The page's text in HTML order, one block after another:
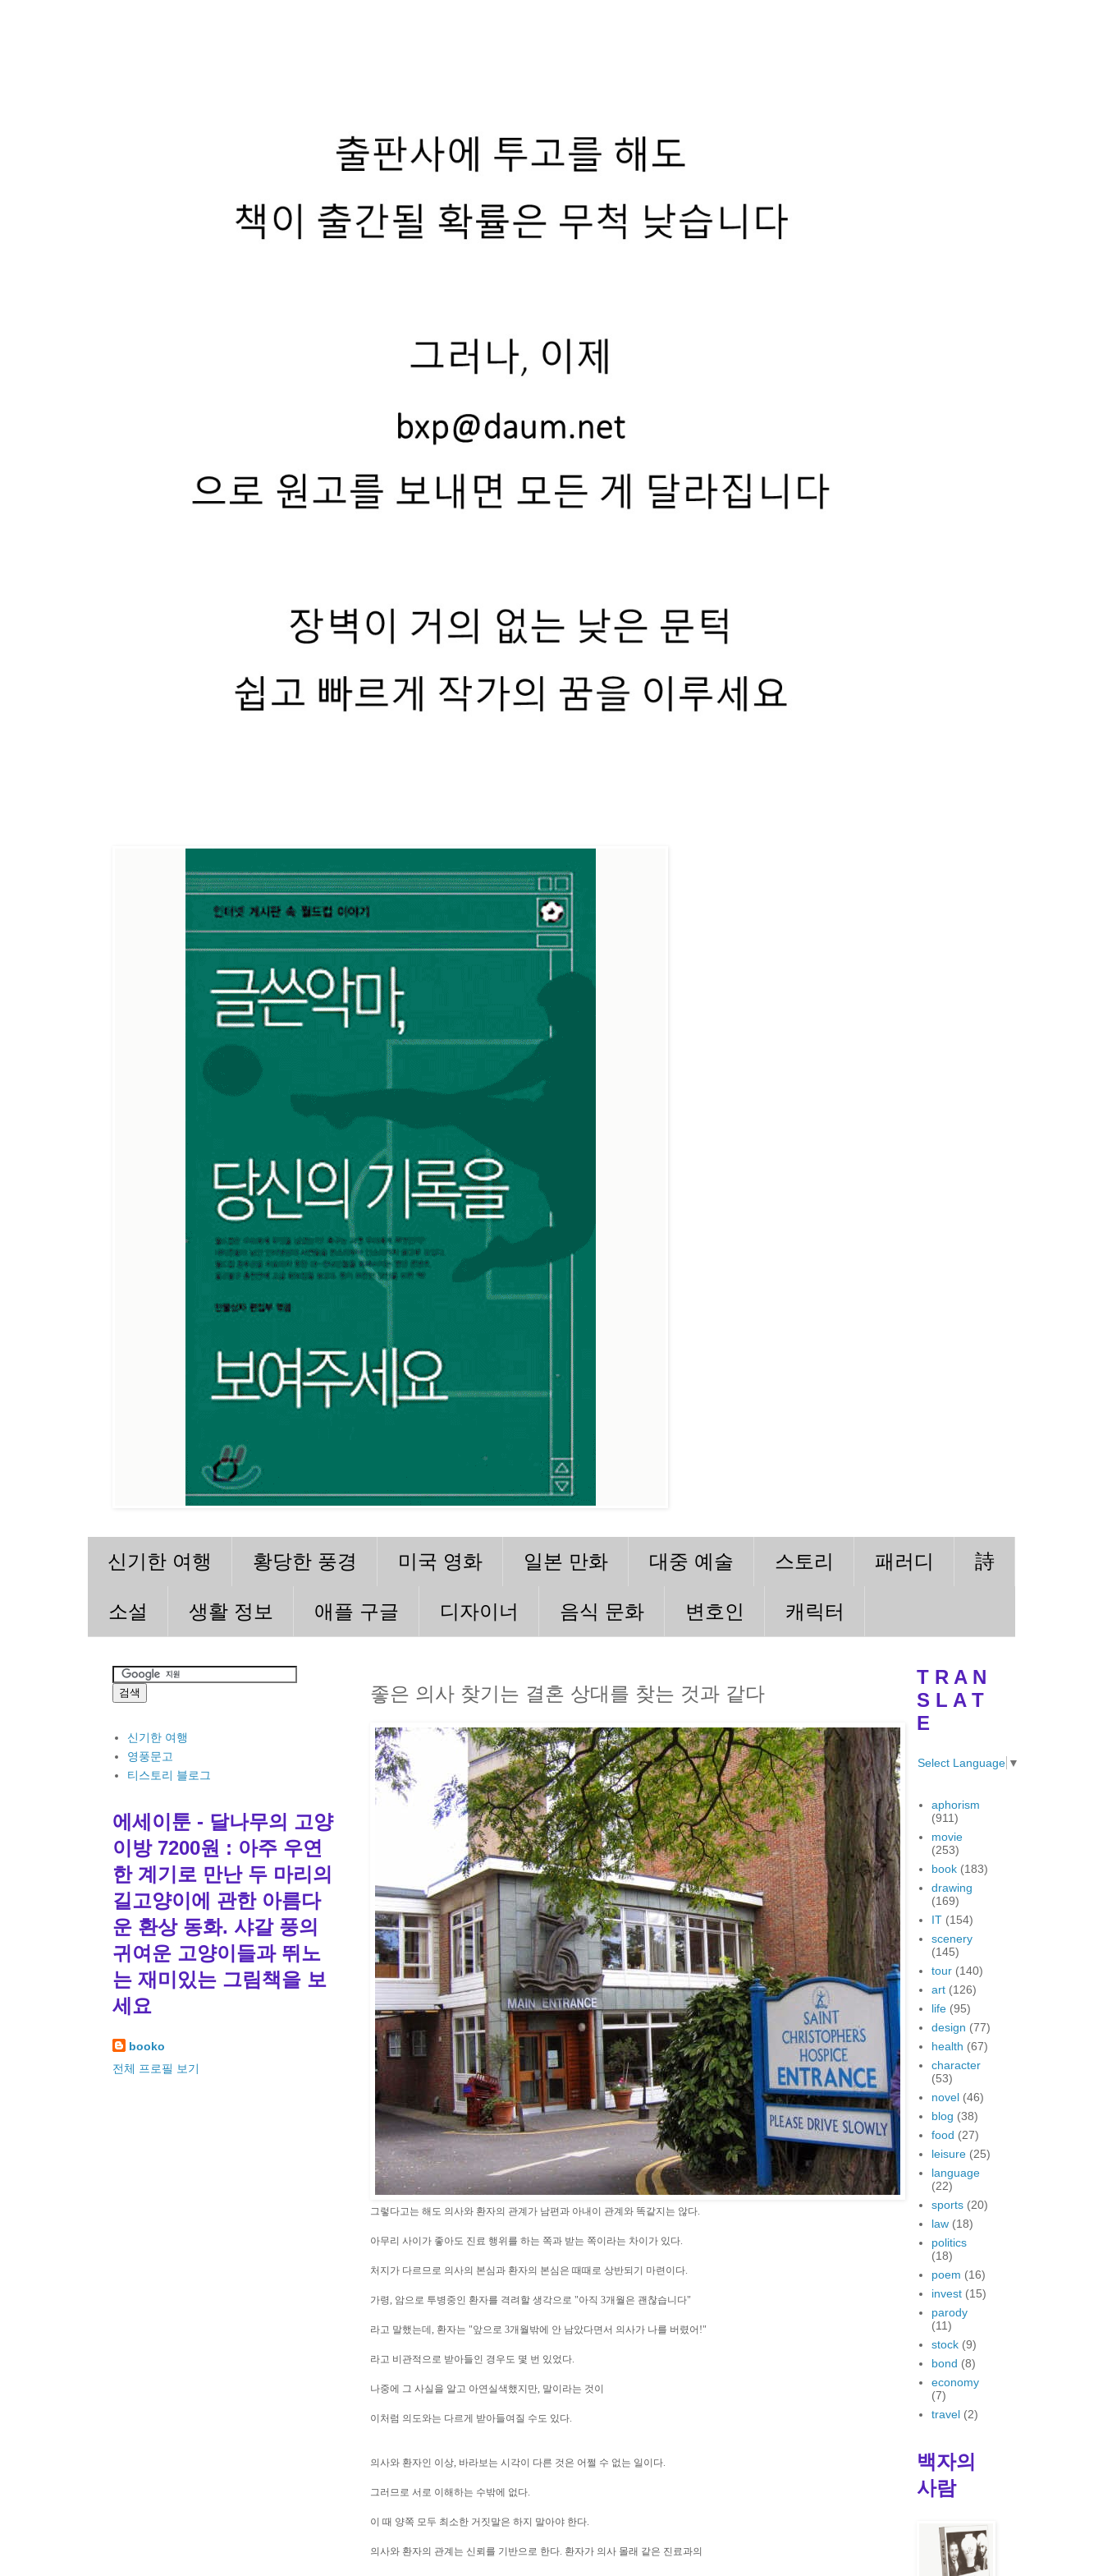
신기한 여행 황당한 풍경 미국 영화 일본 만화 대중 예술 스토리 패러디 詩
소설 생활 정보 애플 구글 디자이너 음식 문화 변호인 캐릭터
좋은 의사 찾기는 결혼 상대를 찾는 것과 같다
그렇다고는 해도 의사와 환자의 관계가 남편과 아내이 관계와 똑같지는 않다.
아무리 사이가 좋아도 진료 행위를 하는 쪽과 받는 쪽이라는 차이가 있다.
처지가 다르므로 의사의 본심과 환자의 본심은 때때로 상반되기 마련이다.
가령, 암으로 투병중인 환자를 격려할 생각으로 "아직 3개월은 괜찮습니다"
라고 말했는데, 환자는 "앞으로 3개월밖에 안 남았다면서 의사가 나를 버렸어!"
라고 비관적으로 받아들인 경우도 몇 번 있었다.
나중에 그 사실을 알고 아연실색했지만, 말이라는 것이
이처럼 의도와는 다르게 받아들여질 수도 있다.
의사와 환자인 이상, 바라보는 시각이 다른 것은 어쩔 수 없는 일이다.
그러므로 서로 이해하는 수밖에 없다.
이 때 양쪽 모두 최소한 거짓말은 하지 말아야 한다.
의사와 환자의 관계는 신뢰를 기반으로 한다. 환자가 의사 몰래 같은 진료과의
신기한 여행
영풍문고
티스토리 블로그
에세이툰 - 달나무의 고양
이방 7200원 : 아주 우연
한 계기로 만난 두 마리의
길고양이에 관한 아름다
운 환상 동화. 샤갈 풍의
귀여운 고양이들과 뛰노
는 재미있는 그림책을 보
세요
booko
전체 프로필 보기
T R A N
S L A T
E
Select Language ▼
aphorism
(911)
movie
(253)
book (183)
drawing
(169)
IT (154)
scenery
(145)
tour (140)
art (126)
life (95)
design (77)
health (67)
character
(53)
novel (46)
blog (38)
food (27)
leisure (25)
language
(22)
sports (20)
law (18)
politics
(18)
poem (16)
invest (15)
parody
(11)
stock (9)
bond (8)
economy
(7)
travel (2)
백자의
사람